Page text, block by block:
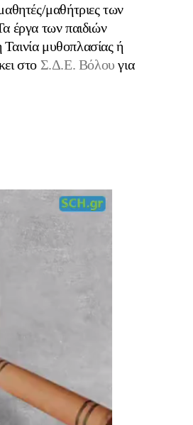
μαθήτριες των
έργα των παιδιών
Ταινία μυθοπλασίας ή
στο Σ.Δ.Ε. Βόλου για